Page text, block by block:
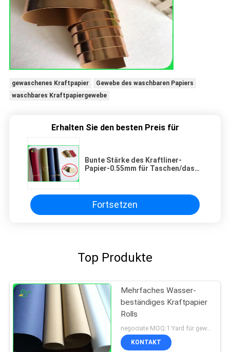
gewaschenes Kraftpapier
Gewebe des waschbaren Papiers
waschbares Kraftpapiergewebe
Erhalten Sie den besten Preis für
Bunte Stärke des Kraftliner-
Papier-0.55mm für Taschen/das
Fortsetzen
Top Produkte
Mehrfaches Wasser-
beständiges Kraftpapier
Rolls
KONTAKT